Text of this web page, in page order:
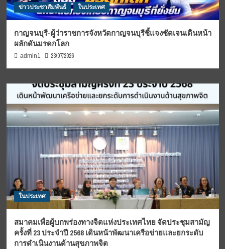
ข่าวประชาสัมพันธ์ ในประเทศ
กาญจนบุรี-ผู้ว่าราชการจังหวัดกาญจนบุรีชี้แจงชัดเจนเดินหน้า
ผลักดันมรดกโลก
admin1 23/07/2026
ในประเทศ
สมาคมเพื่อผู้บกพร่องทางจิตแห่งประเทศไทย จัดประชุมสามัญ
ครั้งที่ 23 ประจำปี 2568 เดินหน้าพัฒนาเครือข่ายและยกระดับ
การดำเนินงานด้านสุขภาพจิต